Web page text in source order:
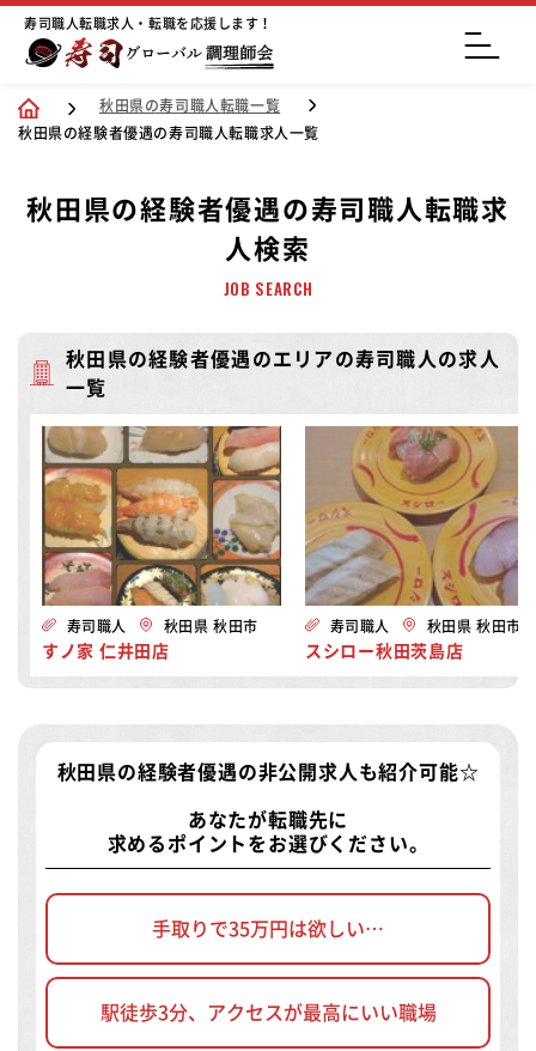
寿司職人転職求人・転職を応援します！
秋田県の寿司職人転職一覧
秋田県の経験者優遇の寿司職人転職求人一覧
秋田県の経験者優遇の寿司職人転職求
人検索
JOB SEARCH
秋田県の経験者優遇のエリアの寿司職人の求人
一覧
寿司職人 秋田県 秋田市
すノ家 仁井田店
寿司職人 秋田県 秋田市
スシロー秋田茨島店
秋田県の経験者優遇の非公開求人 も紹介可能☆
あなたが転職先に
求めるポイントをお選びください。
手取りで35万円は欲しい…
駅徒歩3分、アクセスが最高にいい職場